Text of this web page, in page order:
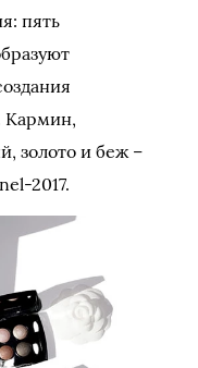
пять
Кармин,
золото и беж –
2017.